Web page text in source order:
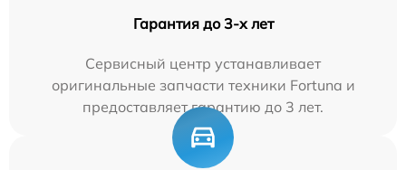
Гарантия до 3-х лет
Сервисный центр устанавливает
оригинальные запчасти техники Fortuna и
предоставляет гарантию до 3 лет.